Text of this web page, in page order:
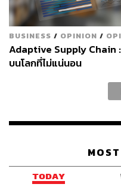
ตระหนักถึงภัยออนไ
ปัจจุบันที่เราต่างตก
เป็นการโกงจากมิจฉ
Gen Beta จะเกิดแล
คุกคาม’ ที่เกิดจากก
พร้อมทั้งเน้นความป
การปลูกฝังและสั่งส
ตลาดแรงงานจะมีการเปลี่
BUSINESS / OPINION /
Adaptive Supply Chain
บนโลกที่ไม่แน่นอน
TODAY